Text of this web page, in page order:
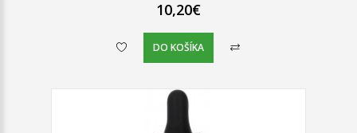
10,20€
DO KOŠÍKA